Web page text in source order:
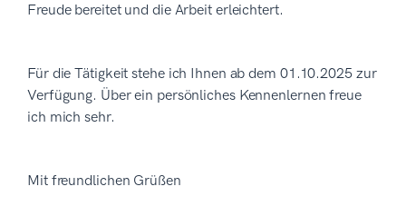
Freude bereitet und die Arbeit erleichtert.
Für die Tätigkeit stehe ich Ihnen ab dem 01.10.2025 zur
Verfügung. Über ein persönliches Kennenlernen freue
ich mich sehr.
Mit freundlichen Grüßen